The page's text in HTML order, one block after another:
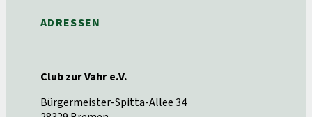
ADRESSEN
Club zur Vahr e.V.
Bürgermeister-Spitta-Allee 34